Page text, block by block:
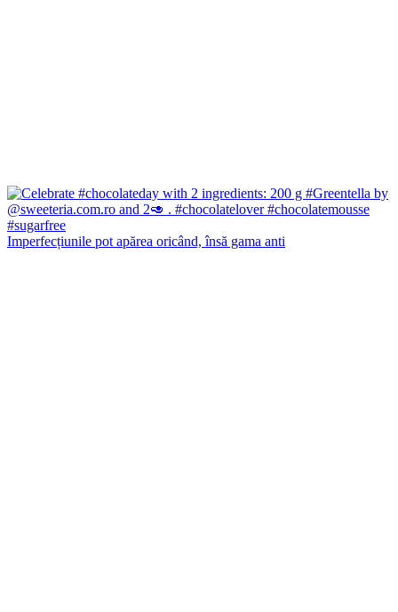
Imperfecțiunile pot apărea oricând, însă gama anti